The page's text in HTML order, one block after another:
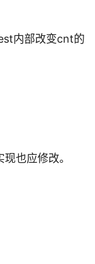
内部改变cnt的
也应修改。